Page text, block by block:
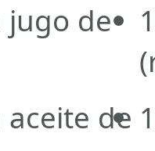
jugo de
aceite de